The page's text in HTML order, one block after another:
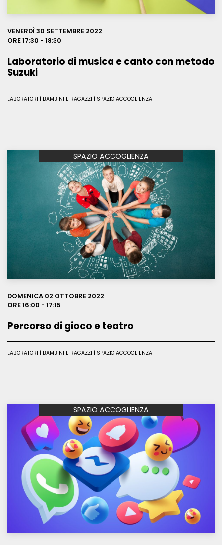
Leggi
VENERDÌ 30 SETTEMBRE 2022
ORE 17:30 - 18:30
Laboratorio di musica e canto con metodo
Suzuki
LABORATORI | BAMBINI E RAGAZZI | SPAZIO ACCOGLIENZA
SPAZIO ACCOGLIENZA
Leggi
DOMENICA 02 OTTOBRE 2022
ORE 16:00 - 17:15
Percorso di gioco e teatro
LABORATORI | BAMBINI E RAGAZZI | SPAZIO ACCOGLIENZA
SPAZIO ACCOGLIENZA